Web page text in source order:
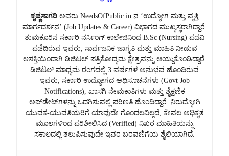
ಕೃಷ್ಣಸಾಗರಿ ಅವರು NeedsOfPublic.in ನ ‘ಉದ್ಯೋಗ ಮತ್ತು ವೃತ್ತಿ
ಮಾರ್ಗದರ್ಶನ’ (Job Updates & Career) ವಿಭಾಗದ ಮುಖ್ಯಸ್ಥರಾಗಿದ್ದಾರೆ.
ತುಮಕೂರಿನ ಸರ್ಕಾರಿ ನರ್ಸಿಂಗ್ ಕಾಲೇಜಿನಿಂದ B.Sc (Nursing) ಪದವಿ
ಪಡೆದಿರುವ ಇವರು, ಸಾರ್ವಜನಿಕ ಜಾಗೃತಿ ಮತ್ತು ಮಾಹಿತಿ ನೀಡುವ
ಆಸಕ್ತಿಯಿಂದಾಗಿ ಡಿಜಿಟಲ್ ಪತ್ರಿಕೋದ್ಯಮ ಕ್ಷೇತ್ರವನ್ನು ಆಯ್ದುಕೊಂಡಿದ್ದಾರೆ.
ಡಿಜಿಟಲ್ ಮಾಧ್ಯಮ ರಂಗದಲ್ಲಿ 3 ವರ್ಷಗಳ ಅನುಭವ ಹೊಂದಿರುವ
ಇವರು, ಸರ್ಕಾರಿ ಉದ್ಯೋಗದ ಅಧಿಸೂಚನೆಗಳು (Govt Job
Notifications), ಖಾಸಗಿ ನೇಮಕಾತಿಗಳು ಮತ್ತು ಶೈಕ್ಷಣಿಕ
ಅಪ್‌ಡೇಟ್‌ಗಳನ್ನು ಒದಗಿಸುವಲ್ಲಿ ಪರಿಣತಿ ಹೊಂದಿದ್ದಾರೆ. ನಿರುದ್ಯೋಗಿ
ಯುವಕ-ಯುವತಿಯರಿಗೆ ಯಾವುದೇ ಗೊಂದಲವಿಲ್ಲದೆ, ಕೇವಲ ಅಧಿಕೃತ
ಮೂಲಗಳಿಂದ ಪರಿಶೀಲಿಸಿದ (Verified) ನಿಖರ ಮಾಹಿತಿಯನ್ನು
ಸಕಾಲದಲ್ಲಿ ತಲುಪಿಸುವುದೇ ಇವರ ಬರವಣಿಗೆಯ ಶೈಲಿಯಾಗಿದೆ.